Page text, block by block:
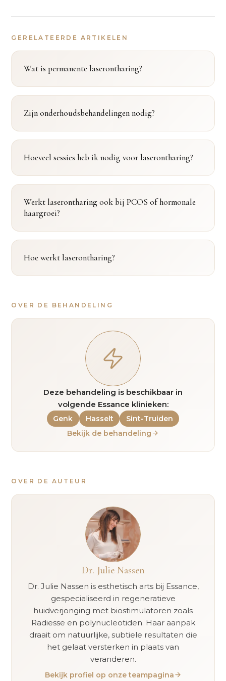
GERELATEERDE ARTIKELEN
Wat is permanente laserontharing?
Zijn onderhoudsbehandelingen nodig?
Hoeveel sessies heb ik nodig voor laserontharing?
Werkt laserontharing ook bij PCOS of hormonale
haargroei?
Hoe werkt laserontharing?
OVER DE BEHANDELING
Deze behandeling is beschikbaar in
volgende Essance klinieken:
Genk Hasselt
Sint-Truiden
Bekijk de behandeling
OVER DE AUTEUR
Dr. Julie Nassen
Dr. Julie Nassen is esthetisch arts bij Essance,
gespecialiseerd in regeneratieve
huidverjonging met biostimulatoren zoals
Radiesse en polynucleotiden. Haar aanpak
draait om natuurlijke, subtiele resultaten die
het gelaat versterken in plaats van
veranderen.
Bekijk profiel op onze teampagina